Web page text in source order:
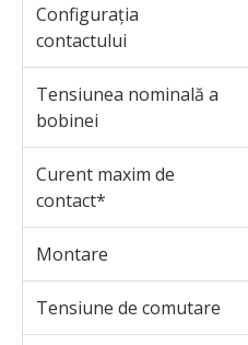
Configurația
contactului
Tensiunea nominală a
bobinei
Curent maxim de
contact*
Montare
Tensiune de comutare